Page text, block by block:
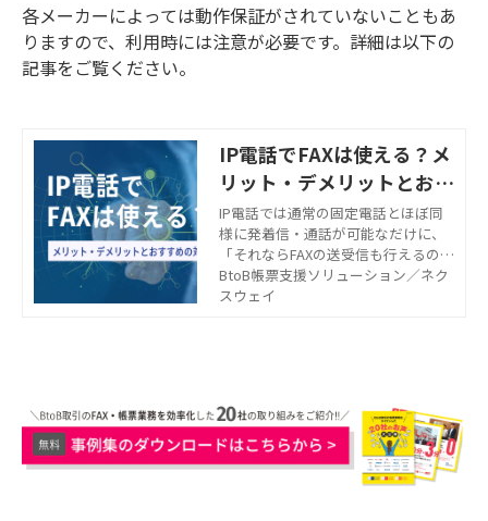
各メーカーによっては動作保証がされていないこともあ
りますので、利用時には注意が必要です。詳細は以下の
記事をご覧ください。
IP電話でFAXは使える？メ
リット・デメリットとおす
すめの対策を解説
IP電話では通常の固定電話とほぼ同
様に発着信・通話が可能なだけに、
「それならFAXの送受信も行えるので
は？」と考える方も多いでしょう。
そこで今回は、IP電話でのFAXの利用
BtoB帳票支援ソリューション／ネク
スウェイ